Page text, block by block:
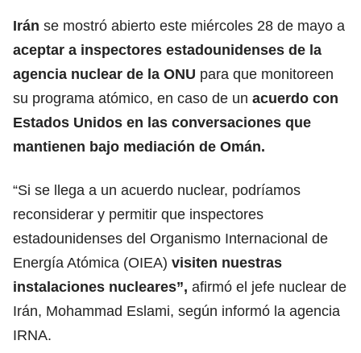
Irán se mostró abierto este miércoles 28 de mayo a
aceptar a inspectores estadounidenses de la
agencia nuclear de la ONU para que monitoreen
su programa atómico, en caso de un acuerdo con
Estados Unidos en las conversaciones que
mantienen bajo mediación de Omán.
“Si se llega a un acuerdo nuclear, podríamos
reconsiderar y permitir que inspectores
estadounidenses del Organismo Internacional de
Energía Atómica (OIEA) visiten nuestras
instalaciones nucleares”, afirmó el jefe nuclear de
Irán, Mohammad Eslami, según informó la agencia
IRNA.